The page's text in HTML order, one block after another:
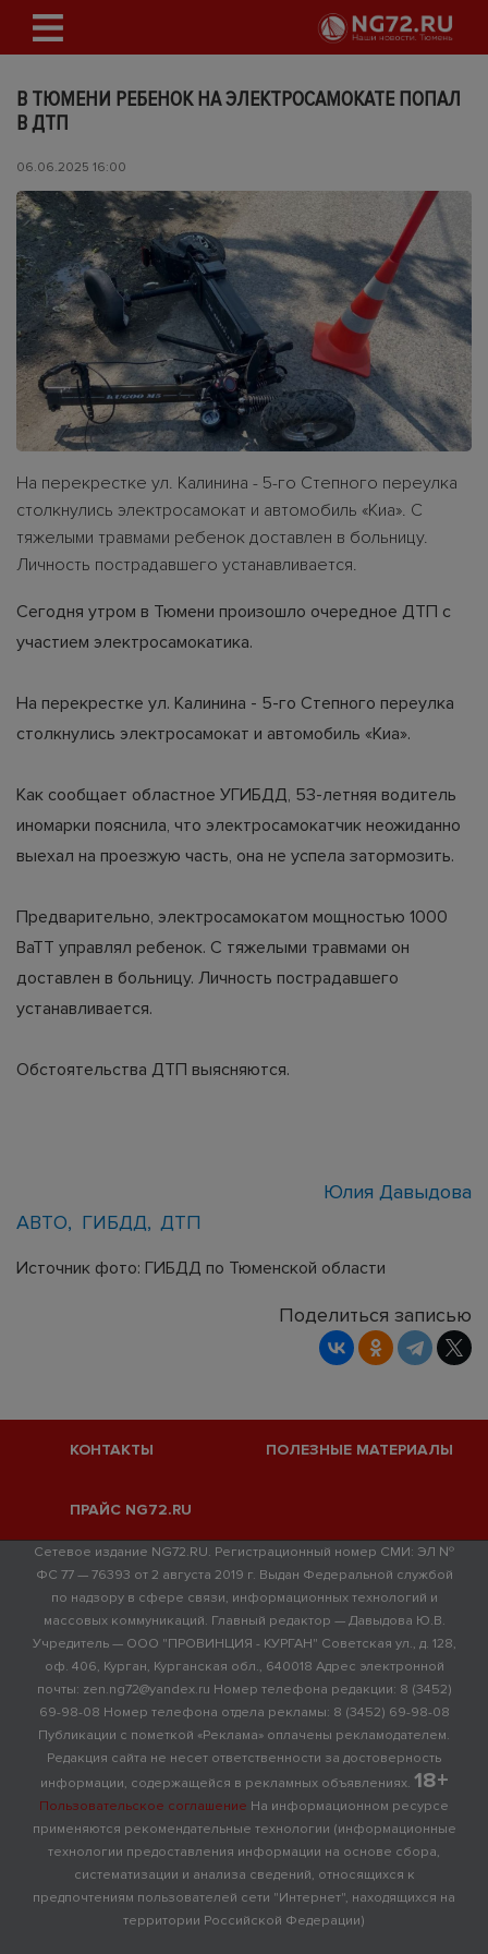
В ТЮМЕНИ РЕБЕНОК НА ЭЛЕКТРОСАМОКАТЕ ПОПАЛ
В ДТП
06.06.2025 16:00
На перекрестке ул. Калинина - 5-го Степного переулка
столкнулись электросамокат и автомобиль «Киа». С
тяжелыми травмами ребенок доставлен в больницу.
Личность пострадавшего устанавливается.
Сегодня утром в Тюмени произошло очередное ДТП с
участием электросамокатика.
На перекрестке ул. Калинина - 5-го Степного переулка
столкнулись электросамокат и автомобиль «Киа».
Как сообщает областное УГИБДД, 53-летняя водитель
иномарки пояснила, что электросамокатчик неожиданно
выехал на проезжую часть, она не успела затормозить.
Предварительно, электросамокатом мощностью 1000
ВаТТ управлял ребенок. С тяжелыми травмами он
доставлен в больницу. Личность пострадавшего
устанавливается.
Обстоятельства ДТП выясняются.
Юлия Давыдова
АВТО
ГИБДД ДТП
Источник фото: ГИБДД по Тюменской области
Поделиться записью
КОНТАКТЫ ПОЛЕЗНЫЕ МАТЕРИАЛЫ
ПРАЙС NG72.RU
Сетевое издание NG72.RU. Регистрационный номер СМИ: ЭЛ №
ФС 77 — 76393 от 2 августа 2019 г. Выдан Федеральной службой
по надзору в сфере связи, информационных технологий и
массовых коммуникаций. Главный редактор — Давыдова Ю.В.
Учредитель — ООО "ПРОВИНЦИЯ - КУРГАН" Советская ул., д. 128,
оф. 406, Курган, Курганская обл., 640018 Адрес электронной
почты: zen.ng72@yandex.ru Номер телефона редакции: 8 (3452)
69-98-08 Номер телефона отдела рекламы: 8 (3452) 69-98-08
Публикации с пометкой «Реклама» оплачены рекламодателем.
Редакция сайта не несет ответственности за достоверность
информации, содержащейся в рекламных объявлениях. 18+
Пользовательское соглашение На информационном ресурсе
применяются рекомендательные технологии (информационные
технологии предоставления информации на основе сбора,
систематизации и анализа сведений, относящихся к
предпочтениям пользователей сети "Интернет", находящихся на
территории Российской Федерации)